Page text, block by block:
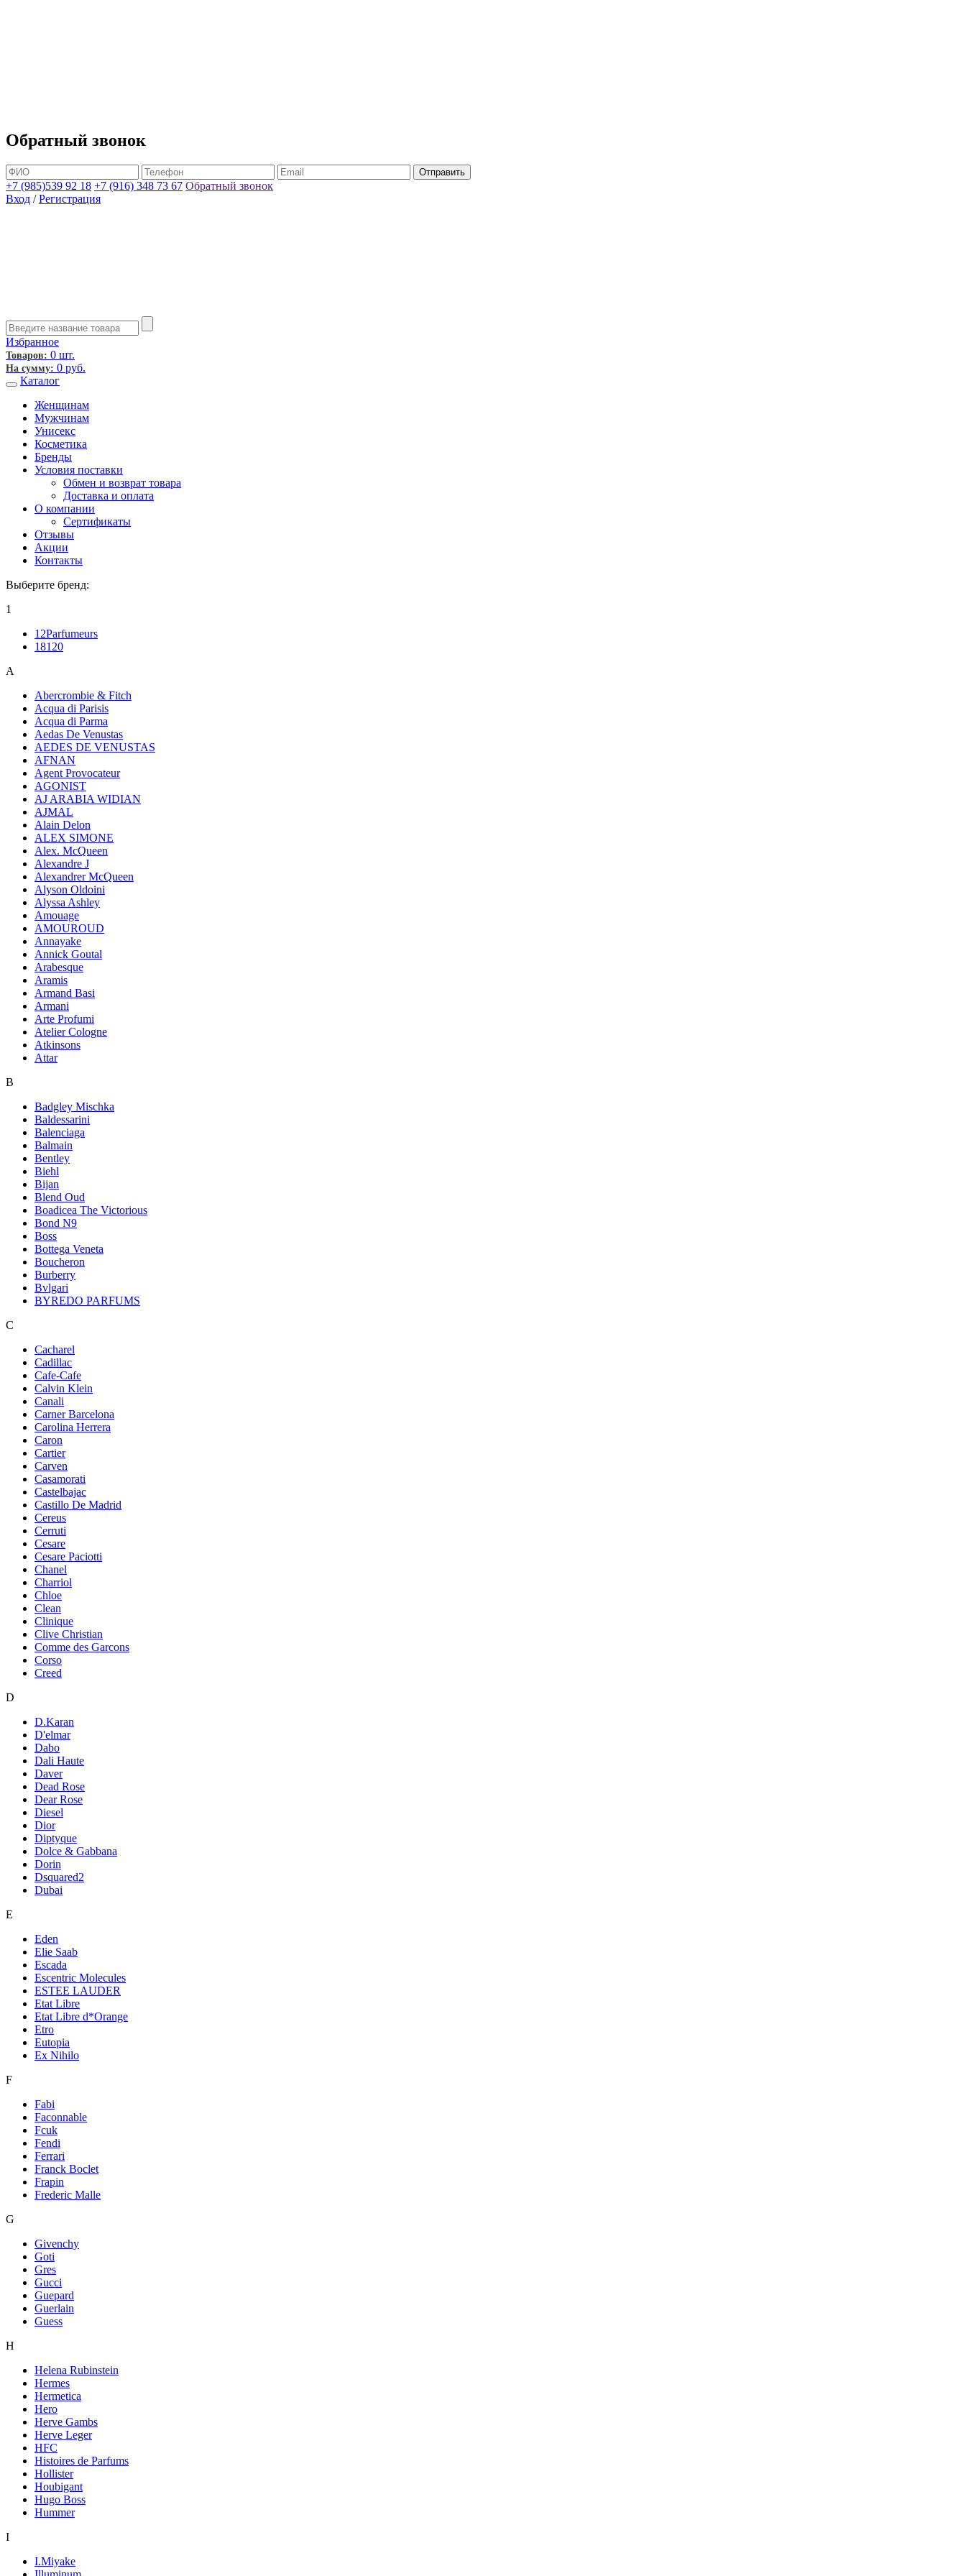
Обратный звонок
+7 (985)539 92 18 +7 (916) 348 73 67 Обратный звонок
Вход / Регистрация
Избранное
Товаров: 0 шт.
На сумму: 0 руб.
Каталог
Женщинам
Мужчинам
Унисекс
Косметика
Бренды
Условия поставки
Обмен и возврат товара
Доставка и оплата
О компании
Сертификаты
Отзывы
Акции
Контакты
Выберите бренд:
1
12Parfumeurs
18120
A
Abercrombie & Fitch
Acqua di Parisis
Acqua di Parma
Aedas De Venustas
AEDES DE VENUSTAS
AFNAN
Agent Provocateur
AGONIST
AJ ARABIA WIDIAN
AJMAL
Alain Delon
ALEX SIMONE
Alex. McQueen
Alexandre J
Alexandrer McQueen
Alyson Oldoini
Alyssa Ashley
Amouage
AMOUROUD
Annayake
Annick Goutal
Arabesque
Aramis
Armand Basi
Armani
Arte Profumi
Atelier Cologne
Atkinsons
Attar
B
Badgley Mischka
Baldessarini
Balenciaga
Balmain
Bentley
Biehl
Bijan
Blend Oud
Boadicea The Victorious
Bond N9
Boss
Bottega Veneta
Boucheron
Burberry
Bvlgari
BYREDO PARFUMS
C
Cacharel
Cadillac
Cafe-Cafe
Calvin Klein
Canali
Carner Barcelona
Carolina Herrera
Caron
Cartier
Carven
Casamorati
Castelbajac
Castillo De Madrid
Cereus
Cerruti
Cesare
Cesare Paciotti
Chanel
Charriol
Chloe
Clean
Clinique
Clive Christian
Comme des Garcons
Corso
Creed
D
D.Karan
D'elmar
Dabo
Dali Haute
Daver
Dead Rose
Dear Rose
Diesel
Dior
Diptyque
Dolce & Gabbana
Dorin
Dsquared2
Dubai
E
Eden
Elie Saab
Escada
Escentric Molecules
ESTEE LAUDER
Etat Libre
Etat Libre d*Orange
Etro
Eutopia
Ex Nihilo
F
Fabi
Faconnable
Fcuk
Fendi
Ferrari
Franck Boclet
Frapin
Frederic Malle
G
Givenchy
Goti
Gres
Gucci
Guepard
Guerlain
Guess
H
Helena Rubinstein
Hermes
Hermetica
Hero
Herve Gambs
Herve Leger
HFC
Histoires de Parfums
Hollister
Houbigant
Hugo Boss
Hummer
I
I.Miyake